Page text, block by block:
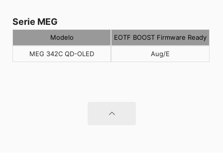
Serie MEG
Modelo EOTF BOOST Firmware Ready
MEG 342C QD-OLED Aug/E